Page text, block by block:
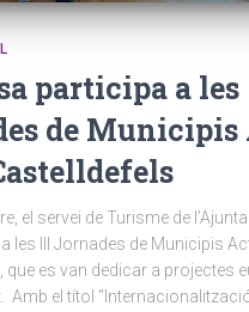
participa a
de Municipis
el servei de Turisme de
les III Jornades de Municipis
que es van dedicar a projectes
Amb el títol